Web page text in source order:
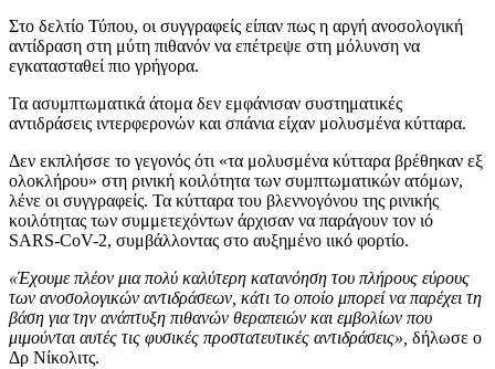
Στο δελτίο Τύπου, οι συγγραφείς είπαν πως η αργή ανοσολογική
αντίδραση στη μύτη πιθανόν να επέτρεψε στη μόλυνση να
εγκατασταθεί πιο γρήγορα.
Τα ασυμπτωματικά άτομα δεν εμφάνισαν συστηματικές
αντιδράσεις ιντερφερονών και σπάνια είχαν μολυσμένα κύτταρα.
Δεν εκπλήσσε το γεγονός ότι «τα μολυσμένα κύτταρα βρέθηκαν εξ
ολοκλήρου» στη ρινική κοιλότητα των συμπτωματικών ατόμων,
λένε οι συγγραφείς. Τα κύτταρα του βλεννογόνου της ρινικής
κοιλότητας των συμμετεχόντων άρχισαν να παράγουν τον ιό
SARS-CoV-2, συμβάλλοντας στο αυξημένο ιικό φορτίο.
«Έχουμε πλέον μια πολύ καλύτερη κατανόηση του πλήρους εύρους
των ανοσολογικών αντιδράσεων, κάτι το οποίο μπορεί να παρέχει τη
βάση για την ανάπτυξη πιθανών θεραπειών και εμβολίων που
μιμούνται αυτές τις φυσικές προστατευτικές αντιδράσεις», δήλωσε ο
Δρ Νίκολιτς.